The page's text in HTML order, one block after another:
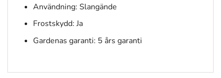
Användning: Slangände
Frostskydd: Ja
Gardenas garanti: 5 års garanti